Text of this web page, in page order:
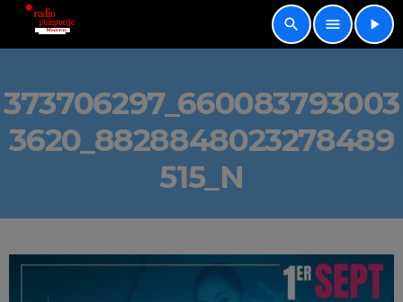
search menu play_arrow
373706297_660083793003
3620_8828848023278489
515_N